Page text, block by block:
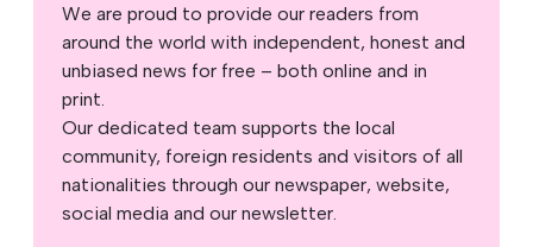
We are proud to provide our readers from
around the world with independent, honest and
unbiased news for free – both online and in
print.
Our dedicated team supports the local
community, foreign residents and visitors of all
nationalities through our newspaper, website,
social media and our newsletter.